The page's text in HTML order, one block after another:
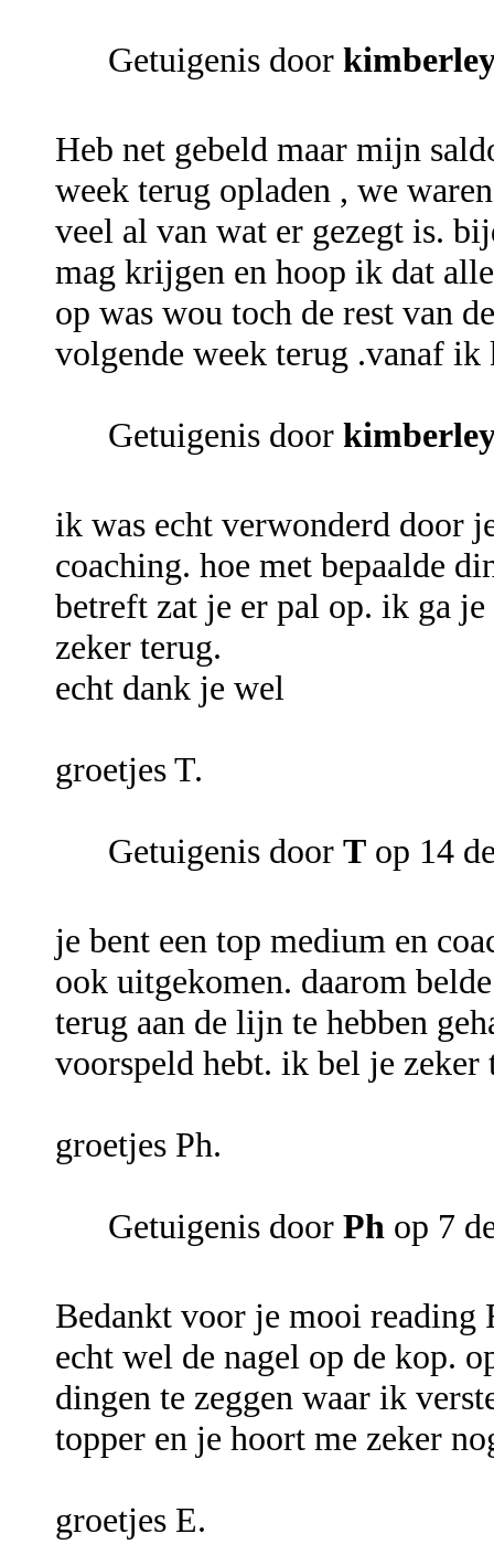
Getuigenis door
Heb net gebeld maar mijn
week terug opladen , we
veel al van wat er gezegt is.
mag krijgen en hoop ik dat
op was wou toch de rest van
volgende week terug .vanaf ik
Getuigenis door
ik was echt verwonderd door
coaching. hoe met bepaalde
betreft zat je er pal op. ik ga
zeker terug.
echt dank je wel
groetjes T.
Getuigenis door T op 14
je bent een top medium en
ook uitgekomen. daarom
terug aan de lijn te hebben
voorspeld hebt. ik bel je zeker
groetjes Ph.
Getuigenis door Ph op 7
Bedankt voor je mooi reading
echt wel de nagel op de kop.
dingen te zeggen waar ik
topper en je hoort me zeker
groetjes E.